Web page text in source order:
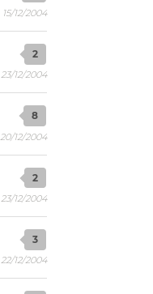
15/12/2004
2
23/12/2004
8
20/12/2004
2
23/12/2004
3
22/12/2004